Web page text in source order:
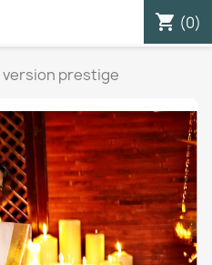
shopping_cart (0)
version prestige